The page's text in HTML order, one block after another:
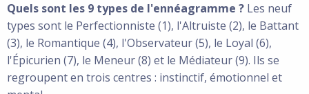
Quels sont les 9 types de l'ennéagramme ? Les neuf
types sont le Perfectionniste (1), l'Altruiste (2), le Battant
(3), le Romantique (4), l'Observateur (5), le Loyal (6),
l'Épicurien (7), le Meneur (8) et le Médiateur (9). Ils se
regroupent en trois centres : instinctif, émotionnel et